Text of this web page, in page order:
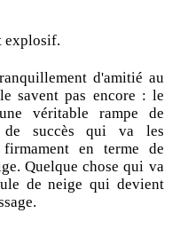
explosif.
d'amitié au
savent pas encore : le
véritable rampe de
de succès qui va les
en terme de
Quelque chose qui va
de neige qui devient